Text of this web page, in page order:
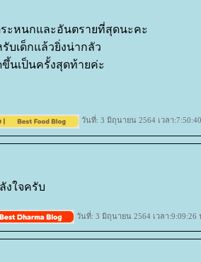
ะหนกและอันตรายที่สุดนะคะ
รับเด็กแล้วยิ่งน่ากลัว
นเป็นครั้งสุดท้ายค่ะ
วันที่: 3 มิถุนายน 2564 เวลา
งใจครับ
วันที่: 3 มิถุนายน 2564 เวลา:9:09:26